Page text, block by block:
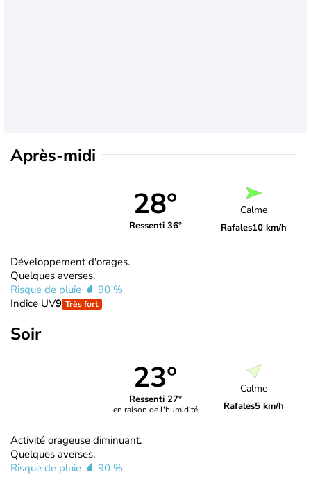
Après-midi
28°
Ressenti 36°
Calme
Rafales10 km/h
Développement d'orages.
Quelques averses.
Risque de pluie
90 %
Indice UV9 Très fort
Soir
23°
Ressenti 27°
en raison de l'humidité
Calme
Rafales5 km/h
Activité orageuse diminuant.
Quelques averses.
Risque de pluie
90 %